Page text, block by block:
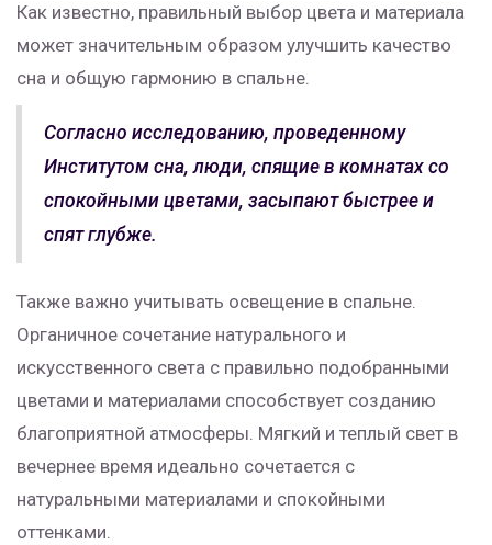
Как известно, правильный выбор цвета и материала
может значительным образом улучшить качество
сна и общую гармонию в спальне.
Согласно исследованию, проведенному
Институтом сна, люди, спящие в комнатах со
спокойными цветами, засыпают быстрее и
спят глубже.
Также важно учитывать освещение в спальне.
Органичное сочетание натурального и
искусственного света с правильно подобранными
цветами и материалами способствует созданию
благоприятной атмосферы. Мягкий и теплый свет в
вечернее время идеально сочетается с
натуральными материалами и спокойными
оттенками.